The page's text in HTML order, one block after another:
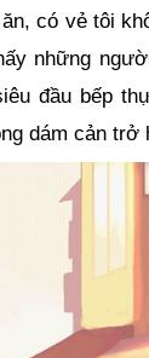
có vẻ tôi
những
đầu bếp
dám cản trở